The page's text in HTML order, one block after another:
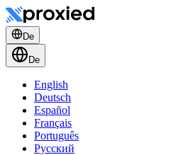
De
De
English
Deutsch
Español
Français
Português
Русский